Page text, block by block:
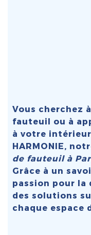
Vous cherchez
fauteuil ou à
à votre intérieur
HARMONIE,
de fauteuil à
Grâce à un
passion pour la
des solutions
chaque espace